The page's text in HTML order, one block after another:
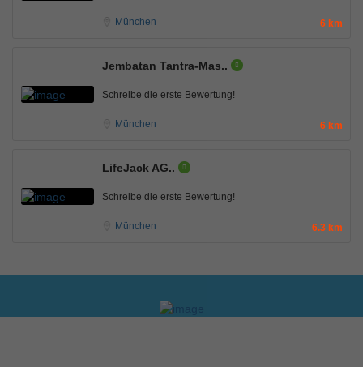
München 6 km
Jembatan Tantra-Mas..
Schreibe die erste Bewertung!
München 6 km
LifeJack AG..
Schreibe die erste Bewertung!
München 6.3 km